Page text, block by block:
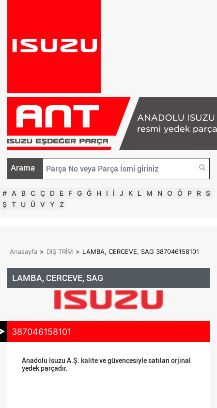
Arama
# A B C Ç D E F G Ğ H I İ J K L M N O Ö P R S
Ş T U Ü V Y Z
Anasayfa > DIŞ TRİM > LAMBA, CERCEVE, SAG 387046158101
LAMBA, CERCEVE, SAG
387046158101
Anadolu Isuzu A.Ş. kalite ve güvencesiyle satılan orjinal
yedek parçadır.